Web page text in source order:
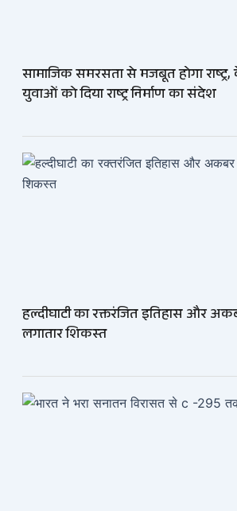
सामाजिक समरसता से मजबूत होगा राष्ट्र,
युवाओं को दिया राष्ट्र निर्माण का संदेश
हल्दीघाटी का रक्तरंजित इतिहास और
लगातार शिकस्त